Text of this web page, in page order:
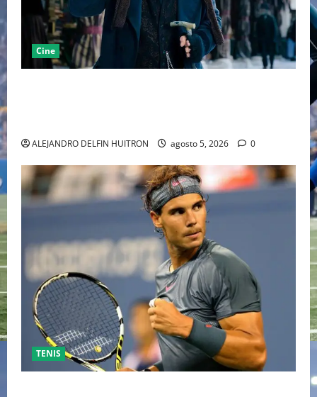
Cine
ALEJANDRO DELFIN HUITRON agosto 5, 2026 0
TENIS